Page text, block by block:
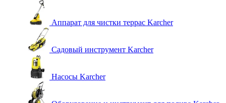
Аппарат для чистки террас Karcher
Садовый инструмент Karcher
Насосы Karcher